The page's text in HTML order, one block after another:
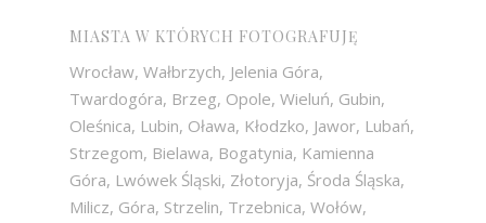
MIASTA W KTÓRYCH FOTOGRAFUJĘ
Wrocław, Wałbrzych, Jelenia Góra,
Twardogóra, Brzeg, Opole, Wieluń, Gubin,
Oleśnica, Lubin, Oława, Kłodzko, Jawor, Lubań,
Strzegom, Bielawa, Bogatynia, Kamienna
Góra, Lwówek Śląski, Złotoryja, Środa Śląska,
Milicz, Góra, Strzelin, Trzebnica, Wołów,